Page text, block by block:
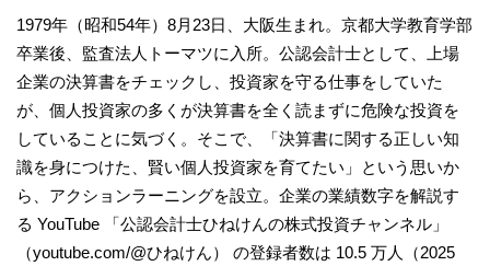
1979年（昭和54年）8月23日、大阪生まれ。京都大学教育学部
卒業後、監査法人トーマツに入所。公認会計士として、上場
企業の決算書をチェックし、投資家を守る仕事をしていた
が、個人投資家の多くが決算書を全く読まずに危険な投資を
していることに気づく。そこで、「決算書に関する正しい知
識を身につけた、賢い個人投資家を育てたい」という思いか
ら、アクションラーニングを設立。企業の業績数字を解説す
る YouTube 「公認会計士ひねけんの株式投資チャンネル」
（youtube.com/@ひねけん） の登録者数は 10.5 万人（2025